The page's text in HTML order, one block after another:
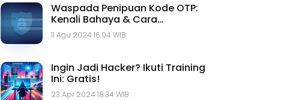
Waspada Penipuan Kode OTP:
Kenali Bahaya & Cara
Menghindarinya
11 Agu 2024 16.04 WIB
Ingin Jadi Hacker? Ikuti Training
Ini: Gratis!
23 Apr 2024 18.34 WIB